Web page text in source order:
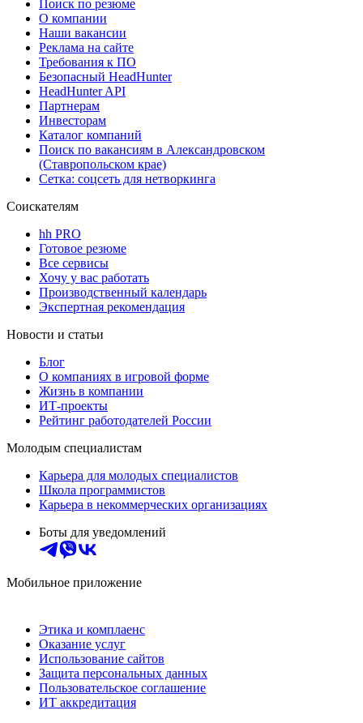
Поиск по резюме
О компании
Наши вакансии
Реклама на сайте
Требования к ПО
Безопасный HeadHunter
HeadHunter API
Партнерам
Инвесторам
Каталог компаний
Поиск по вакансиям в Александровском
(Ставропольском крае)
Сетка: соцсеть для нетворкинга
Соискателям
hh PRO
Готовое резюме
Все сервисы
Хочу у вас работать
Производственный календарь
Экспертная рекомендация
Новости и статьи
Блог
О компаниях в игровой форме
Жизнь в компании
ИТ-проекты
Рейтинг работодателей России
Молодым специалистам
Карьера для молодых специалистов
Школа программистов
Карьера в некоммерческих организациях
Боты для уведомлений
Мобильное приложение
Этика и комплаенс
Оказание услуг
Использование сайтов
Защита персональных данных
Пользовательское соглашение
ИТ аккредитация